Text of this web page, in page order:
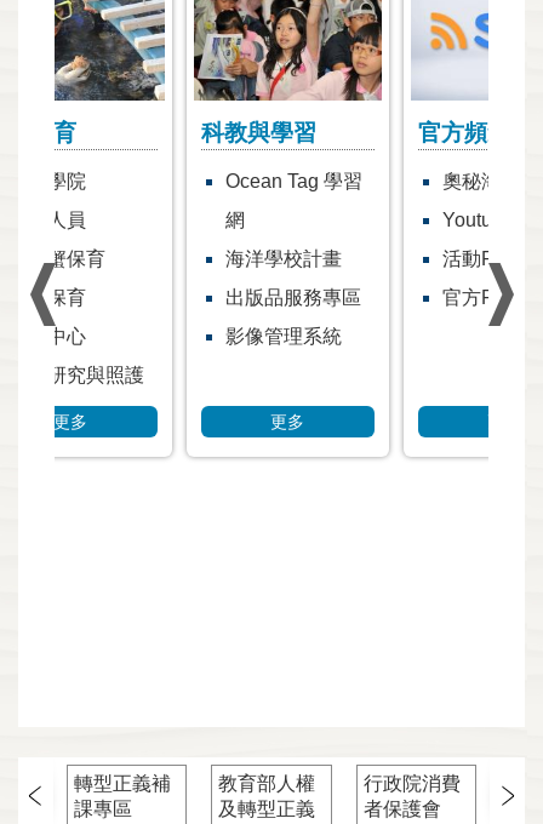
Ocean Tag 學習
海洋學校計畫
出版品服務專區
影像管理系統
官方頻道
奧秘海洋部落格
Youtube頻道
活動Facebook
官方Facebook
轉型正義補
課專區
教育部人權
及轉型正義
行政院消費
者保護會